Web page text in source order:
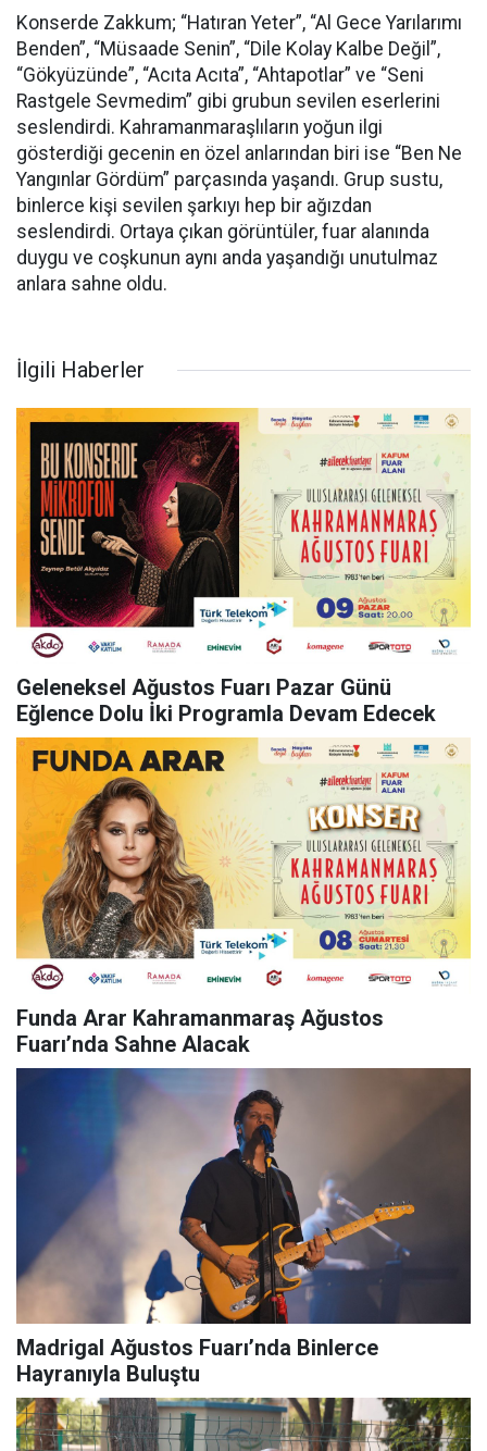
Konserde Zakkum; “Hatıran Yeter”, “Al Gece Yarılarımı
Benden”, “Müsaade Senin”, “Dile Kolay Kalbe Değil”,
“Gökyüzünde”, “Acıta Acıta”, “Ahtapotlar” ve “Seni
Rastgele Sevmedim” gibi grubun sevilen eserlerini
seslendirdi. Kahramanmaraşlıların yoğun ilgi
gösterdiği gecenin en özel anlarından biri ise “Ben Ne
Yangınlar Gördüm” parçasında yaşandı. Grup sustu,
binlerce kişi sevilen şarkıyı hep bir ağızdan
seslendirdi. Ortaya çıkan görüntüler, fuar alanında
duygu ve coşkunun aynı anda yaşandığı unutulmaz
anlara sahne oldu.
İlgili Haberler
Geleneksel Ağustos Fuarı Pazar Günü
Eğlence Dolu İki Programla Devam Edecek
Funda Arar Kahramanmaraş Ağustos
Fuarı’nda Sahne Alacak
Madrigal Ağustos Fuarı’nda Binlerce
Hayranıyla Buluştu